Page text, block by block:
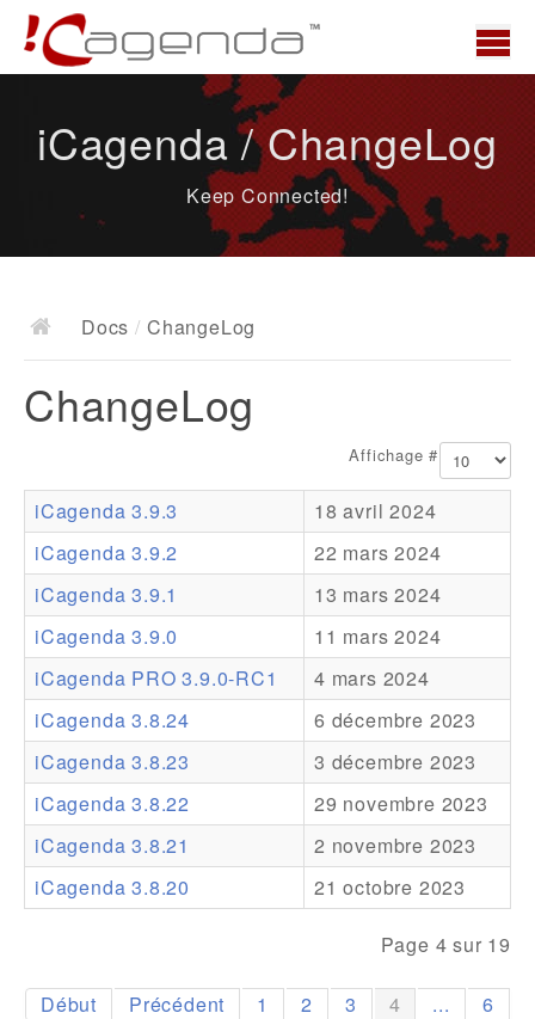
News
Docs
Documentation
Ressources
Addons
Theme Packs
Translation Packs
Support
Forum
Support Pro
iCagenda / ChangeLog
Keep Connected!
Docs / ChangeLog
ChangeLog
Affichage #
iCagenda 3.9.3
18 avril 2024
iCagenda 3.9.2
22 mars 2024
iCagenda 3.9.1
13 mars 2024
iCagenda 3.9.0
11 mars 2024
iCagenda PRO 3.9.0-RC1
4 mars 2024
iCagenda 3.8.24
6 décembre 2023
iCagenda 3.8.23
3 décembre 2023
iCagenda 3.8.22
29 novembre 2023
iCagenda 3.8.21
2 novembre 2023
iCagenda 3.8.20
21 octobre 2023
Page 4 sur 19
Début Précédent 1 2 3 4 ...
6